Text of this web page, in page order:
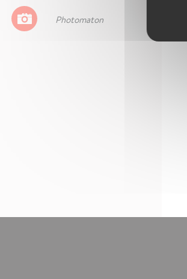
Photomaton